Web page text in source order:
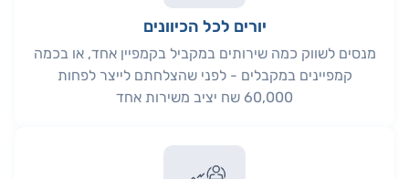
יורים לכל הכיוונים
מנסים לשווק כמה שירותים במקביל בקמפיין אחד, או בכמה
קמפיינים במקבלים - לפני שהצלחתם לייצר לפחות
60,000 שח יציב משירות אחד